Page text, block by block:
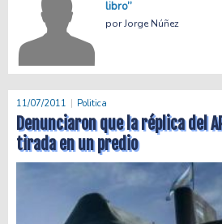
Facundo Apache
11/07/2011 Politica
Denunciaron que la réplica del
tirada en un predio